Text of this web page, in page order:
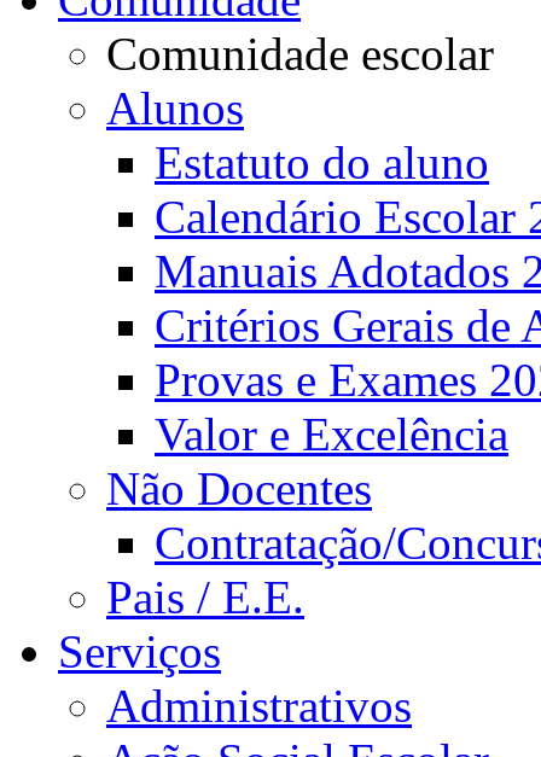
Comunidade escolar
Alunos
Estatuto do aluno
Calendário Escolar
Manuais Adotados
Critérios Gerais de
Provas e Exames
Valor e Excelência
Não Docentes
Contratação/
Pais / E.E.
Serviços
Administrativos